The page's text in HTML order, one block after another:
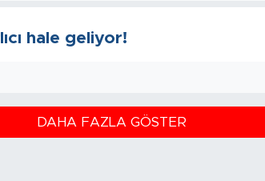
hale geliyor!
DAHA FAZLA GÖSTER